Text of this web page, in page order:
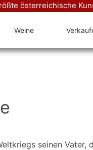
österreichische
Weine
seinen Vater,